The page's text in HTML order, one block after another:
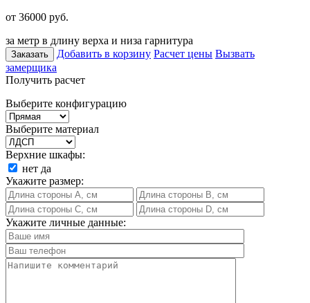
от 36000 руб.
за метр в длину верха и низа гарнитура
Заказать Добавить в корзину Расчет цены Вызвать
замерщика
Получить расчет
Выберите конфигурацию
Выберите материал
Верхние шкафы:
нет да
Укажите размер:
Укажите личные данные: